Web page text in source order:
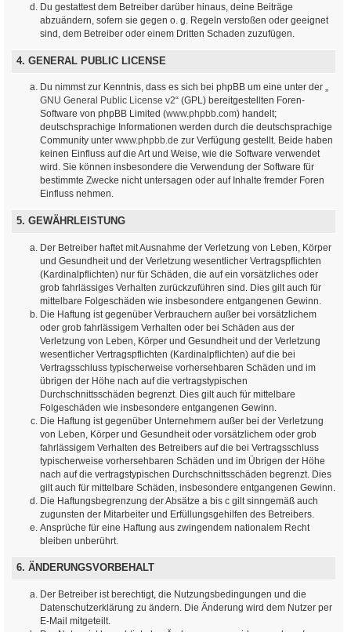
Du gestattest dem Betreiber darüber hinaus, deine Beiträge
abzuändern, sofern sie gegen o. g. Regeln verstoßen oder geeignet
sind, dem Betreiber oder einem Dritten Schaden zuzufügen.
4. GENERAL PUBLIC LICENSE
Du nimmst zur Kenntnis, dass es sich bei phpBB um eine unter der „
GNU General Public License v2“ (GPL) bereitgestellten Foren-
Software von phpBB Limited (www.phpbb.com) handelt;
deutschsprachige Informationen werden durch die deutschsprachige
Community unter www.phpbb.de zur Verfügung gestellt. Beide haben
keinen Einfluss auf die Art und Weise, wie die Software verwendet
wird. Sie können insbesondere die Verwendung der Software für
bestimmte Zwecke nicht untersagen oder auf Inhalte fremder Foren
Einfluss nehmen.
5. GEWÄHRLEISTUNG
Der Betreiber haftet mit Ausnahme der Verletzung von Leben, Körper
und Gesundheit und der Verletzung wesentlicher Vertragspflichten
(Kardinalpflichten) nur für Schäden, die auf ein vorsätzliches oder
grob fahrlässiges Verhalten zurückzuführen sind. Dies gilt auch für
mittelbare Folgeschäden wie insbesondere entgangenen Gewinn.
Die Haftung ist gegenüber Verbrauchern außer bei vorsätzlichem
oder grob fahrlässigem Verhalten oder bei Schäden aus der
Verletzung von Leben, Körper und Gesundheit und der Verletzung
wesentlicher Vertragspflichten (Kardinalpflichten) auf die bei
Vertragsschluss typischerweise vorhersehbaren Schäden und im
übrigen der Höhe nach auf die vertragstypischen
Durchschnittsschäden begrenzt. Dies gilt auch für mittelbare
Folgeschäden wie insbesondere entgangenen Gewinn.
Die Haftung ist gegenüber Unternehmern außer bei der Verletzung
von Leben, Körper und Gesundheit oder vorsätzlichem oder grob
fahrlässigem Verhalten des Betreibers auf die bei Vertragsschluss
typischerweise vorhersehbaren Schäden und im Übrigen der Höhe
nach auf die vertragstypischen Durchschnittsschäden begrenzt. Dies
gilt auch für mittelbare Schäden, insbesondere entgangenen Gewinn.
Die Haftungsbegrenzung der Absätze a bis c gilt sinngemäß auch
zugunsten der Mitarbeiter und Erfüllungsgehilfen des Betreibers.
Ansprüche für eine Haftung aus zwingendem nationalem Recht
bleiben unberührt.
6. ÄNDERUNGSVORBEHALT
Der Betreiber ist berechtigt, die Nutzungsbedingungen und die
Datenschutzerklärung zu ändern. Die Änderung wird dem Nutzer per
E-Mail mitgeteilt.